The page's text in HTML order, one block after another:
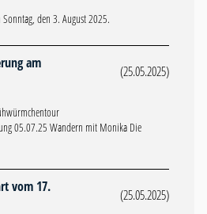
den 3. August 2025.
am
(25.05.2025)
05.07.25 Wandern mit Monika Die
vom 17.
(25.05.2025)